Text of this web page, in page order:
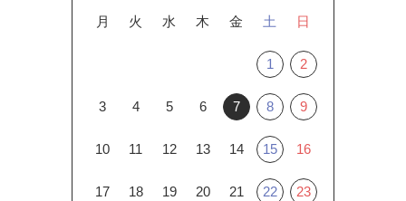
月 火 水 木 金 土 日
1 2
3 4 5 6 7 8 9
10 11 12 13 14 15 16
17 18 19 20 21 22 23